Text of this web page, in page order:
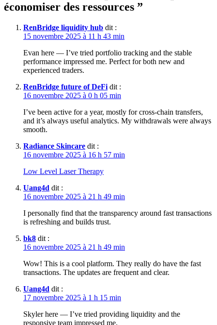
économiser des ressources ”
RenBridge liquidity hub dit :
15 novembre 2025 à 11 h 43 min
Evan here — I’ve tried portfolio tracking and the stable
performance impressed me. Perfect for both new and
experienced traders.
RenBridge future of DeFi dit :
16 novembre 2025 à 0 h 05 min
I’ve been active for a year, mostly for cross-chain transfers,
and it’s always useful analytics. My withdrawals were always
smooth.
Radiance Skincare dit :
16 novembre 2025 à 16 h 57 min
Low Level Laser Therapy
Uang4d dit :
16 novembre 2025 à 21 h 49 min
I personally find that the transparency around fast transactions
is refreshing and builds trust.
bk8 dit :
16 novembre 2025 à 21 h 49 min
Wow! This is a cool platform. They really do have the fast
transactions. The updates are frequent and clear.
Uang4d dit :
17 novembre 2025 à 1 h 15 min
Skyler here — I’ve tried providing liquidity and the
responsive team impressed me.